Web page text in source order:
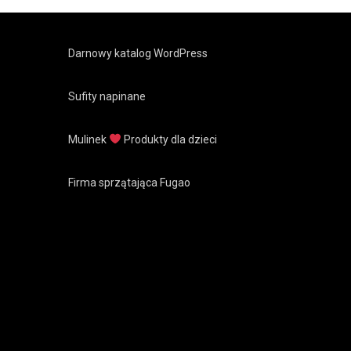
Darnowy katalog WordPress
Sufity napinane
Mulinek Produkty dla dzieci
Firma sprzątająca Fugao